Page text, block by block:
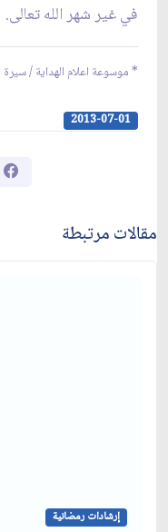
في غير شهر الله تعالى.
* موسوعة اعلام الهداية / سيرة
2013-07-01
مقالات مرتبطة
إرشادات رمضانية